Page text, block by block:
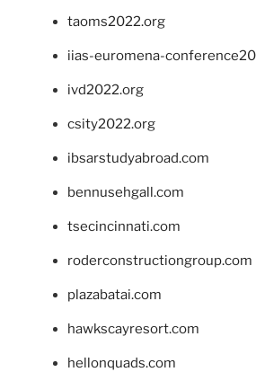
taoms2022.org
iias-euromena-
ivd2022.org
csity2022.org
ibsarstudyabroad.com
bennusehgall.com
tsecincinnati.com
roderconstructiongroup.com
plazabatai.com
hawkscayresort.com
hellonquads.com